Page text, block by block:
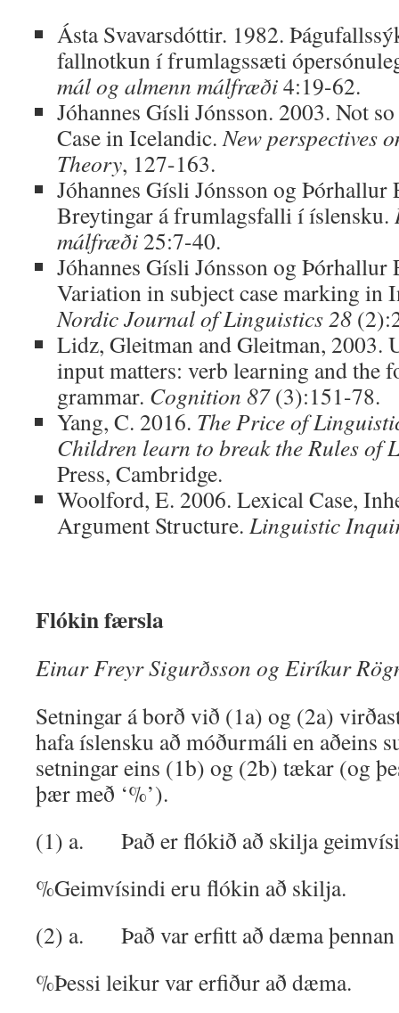
Ásta Svavarsdóttir. 1982.
fallnotkun í frumlagssæti
mál og almenn málfræði4:19-62.
Jóhannes Gísli Jónsson. 2003. Not
Case in Icelandic.New perspectives
Theory, 127-163.
Jóhannes Gísli Jónsson og Þórhallur
Breytingar á frumlagsfalli í íslensku.
málfræði 25:7-40.
Jóhannes Gísli Jónsson og Þórhallur
Variation in subject case marking in
Nordic Journal of Linguistics 28
Lidz, Gleitman and Gleitman, 2003.
input matters: verb learning and the
grammar. Cognition 87(3):151-78.
Yang, C. 2016. The Price of
Children learn to break the Rules of
Press, Cambridge.
Woolford, E. 2006. Lexical Case,
Argument Structure. Linguistic
Flókin færsla
Einar Freyr Sigurðsson og Eiríkur
Setningar á borð við (1a) og (2a)
hafa íslensku að móðurmáli en aðeins
setningar eins (1b) og (2b) tækar (og
þær með ‘%’).
(1) a. Það er flókið að skilja
%Geimvísindi eru flókin að skilja.
(2) a. Það var erfitt að dæma
%Þessi leikur var erfiður að dæma.